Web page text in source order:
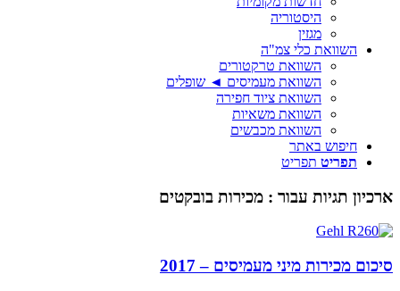
היסטוריה
מגזין
השוואת כלי צמ"ה
השוואת טרקטורים
השוואת מעמיסים ◄ שופלים
השוואת ציוד חפירה
השוואת משאיות
השוואת מכבשים
חיפוש באתר
תפריט תפריט
ארכיון תגיות עבור : מכירות בובקטים
סיכום מכירות מיני מעמיסים – 2017